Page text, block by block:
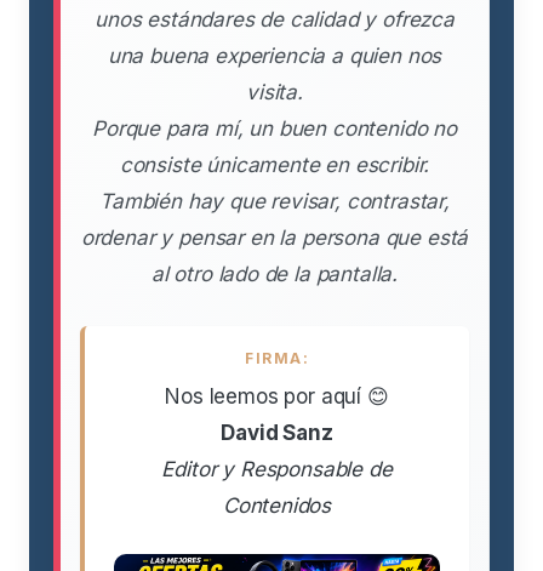
unos estándares de calidad y ofrezca
una buena experiencia a quien nos
visita.
Porque para mí, un buen contenido no
consiste únicamente en escribir.
También hay que revisar, contrastar,
ordenar y pensar en la persona que está
al otro lado de la pantalla.
FIRMA:
Nos leemos por aquí 😊
David Sanz
Editor y Responsable de
Contenidos